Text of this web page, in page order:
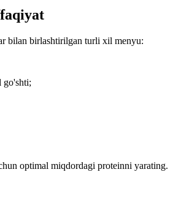
bilan birlashtirilgan turli xil menyu:
go'shti;
optimal miqdordagi proteinni yarating.